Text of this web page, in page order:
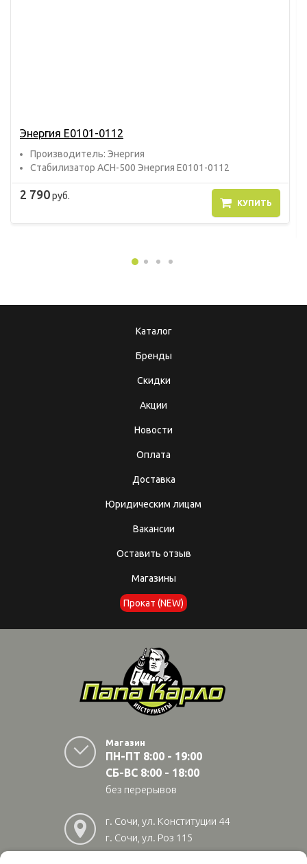
Энергия Е0101-0112
Прoизвoдитель: Энергия
Стабилизатор АСН-500 Энергия Е0101-0112
2 790руб.
КУПИТЬ
Каталог
Бренды
Скидки
Акции
Новости
Оплата
Доставка
Юридическим лицам
Вакансии
Оставить отзыв
Магазины
Прокат (NEW)
Магазин
ПН-ПТ 8:00 - 19:00
СБ-ВС 8:00 - 18:00
без перерывов
г. Сочи, ул. Конституции 44
г. Сочи, ул. Роз 115
г. Адлер, ул Авиационная